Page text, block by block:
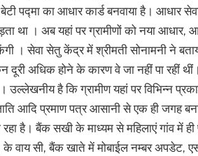
बेटी पद्मा का आधार कार्ड बनवाया है।
था । अब यहां पर ग्रामीणों को नया
। सेवा सेतु केंद्र में श्रीमती सोनामनी ने
दूरी अधिक होने के कारण वे जा नहीं पा रहीं
। उल्लेखनीय है कि ग्रामीण यहां पर विभिन्न
आदि प्रमाण पत्र आसानी से एक ही जगह
रहा है। बैंक सखी के माध्यम से महिलाएं गांव में
के वाय सी, बैंक खाते में मोबाईल नम्बर अपडेट,